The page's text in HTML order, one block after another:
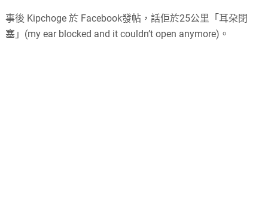
事後 Kipchoge 於 Facebook發帖，話佢於25公里「耳朶閉
塞」(my ear blocked and it couldn’t open anymore)。